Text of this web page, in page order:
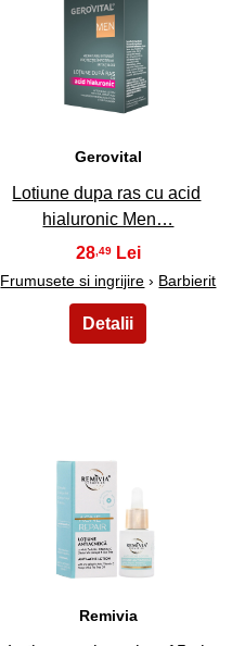
30
Gerovital
Lotiune dupa ras cu acid
hialuronic Men…
28 ,49
Frumusete si ingrijire › Barbierit
32
Remivia